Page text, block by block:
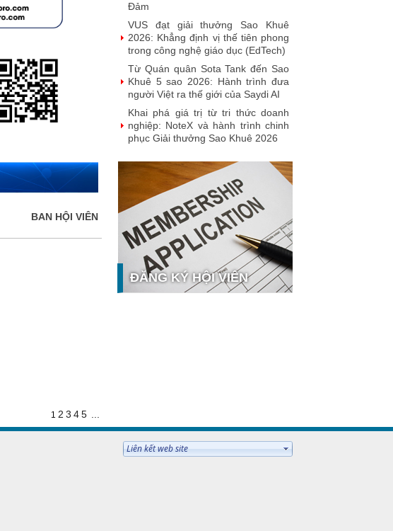
BAN HỘI VIÊN
1 2 3 45
Đảm
VUS đạt giải thưởng Sao Khuê
2026: Khẳng định vị thế tiên phong
trong công nghệ giáo dục (EdTech)
Từ Quán quân Sota Tank đến Sao
Khuê 5 sao 2026: Hành trình đưa
người Việt ra thế giới của Saydi AI
Khai phá giá trị từ tri thức doanh
nghiệp: NoteX và hành trình chinh
phục Giải thưởng Sao Khuê 2026
bộ câu hỏi mẫu cho 30 lĩnh vực
công nghệ và thị trường
Giải pháp PGx của GeneStory: Lời
giải cho bài toán tự chủ công nghệ
y tế số tại Sao Khuê 2026
Ứng dụng nhận diện cuộc gọi
iCallme giành giải thưởng Sao Khuê
2026
Tingee by HENO được vinh danh tại
SACOMBANK nhận giải thưởng
Sao Khuê 2026 và ghi tên trên Bản
đồ Giải pháp Công nghệ số Việt
ĐĂNG KÝ HỘI VIÊN